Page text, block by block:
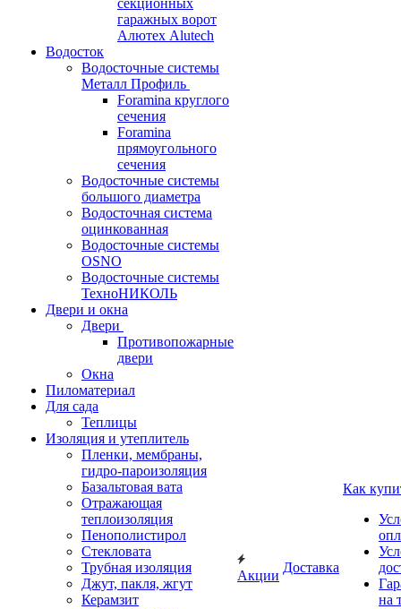
секционных
гаражных ворот
Алютех Alutech
Водосток
Водосточные системы
Металл Профиль
Foramina круглого
сечения
Foramina
прямоугольного
сечения
Водосточные системы
большого диаметра
Водосточная система
оцинкованная
Водосточные системы
OSNO
Водосточные системы
ТехноНИКОЛЬ
Двери и окна
Двери
Противопожарные
двери
Окна
Пиломатериал
Для сада
Теплицы
Изоляция и утеплитель
Пленки, мембраны,
гидро-пароизоляция
Базальтовая вата
Отражающая
теплоизоляция
Пенополистирол
Стекловата
Трубная изоляция
Джут, пакля, жгут
Керамзит
Акции
Доставка
Как
на